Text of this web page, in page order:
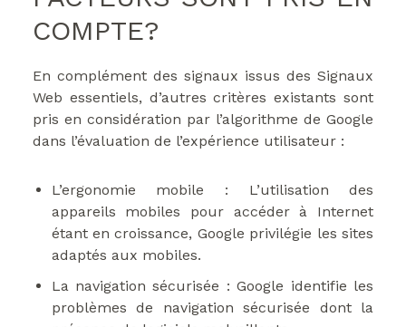
COMPTE?
En complément des signaux issus des Signaux
Web essentiels, d’autres critères existants sont
pris en considération par l’algorithme de Google
dans l’évaluation de l’expérience utilisateur :
L’ergonomie mobile : L’utilisation des
appareils mobiles pour accéder à Internet
étant en croissance, Google privilégie les sites
adaptés aux mobiles.
La navigation sécurisée : Google identifie les
problèmes de navigation sécurisée dont la